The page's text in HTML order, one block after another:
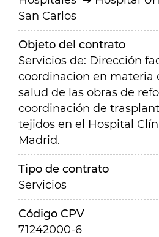
San Carlos
Objeto del contrato
Servicios de: Dirección
coordinacion en materia
salud de las obras de
coordinación de
tejidos en el Hospital
Madrid.
Tipo de contrato
Servicios
Código CPV
71242000-6